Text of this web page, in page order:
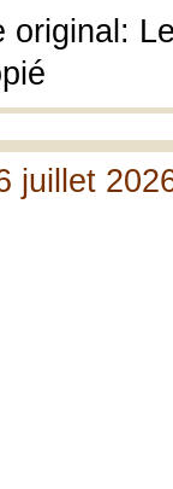
original:
juillet